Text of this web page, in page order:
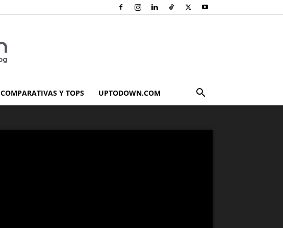
COMPARATIVAS Y TOPS UPTODOWN.COM